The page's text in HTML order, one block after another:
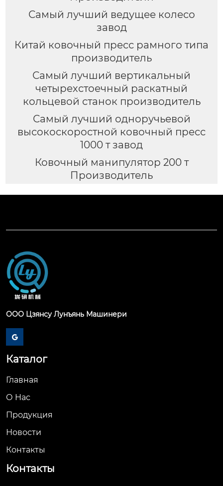
Самый лучший ведущее колесо
завод
Китай ковочный пресс рамного типа
производитель
Самый лучший вертикальный
четырехстоечный раскатный
кольцевой станок производитель
Самый лучший одноручьевой
высокоскоростной ковочный пресс
1000 т завод
Ковочный манипулятор 200 т
Производитель
ООО Цзянсу Лунъянь Машинери

Каталог
Главная
О Hас
Продукция
Новости
Контакты
Контакты